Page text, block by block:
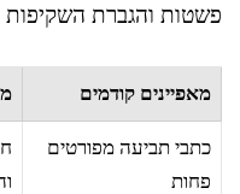
פשטות והגברת
מאפיינים קודמים
כתבי תביעה מפורטים
פחות